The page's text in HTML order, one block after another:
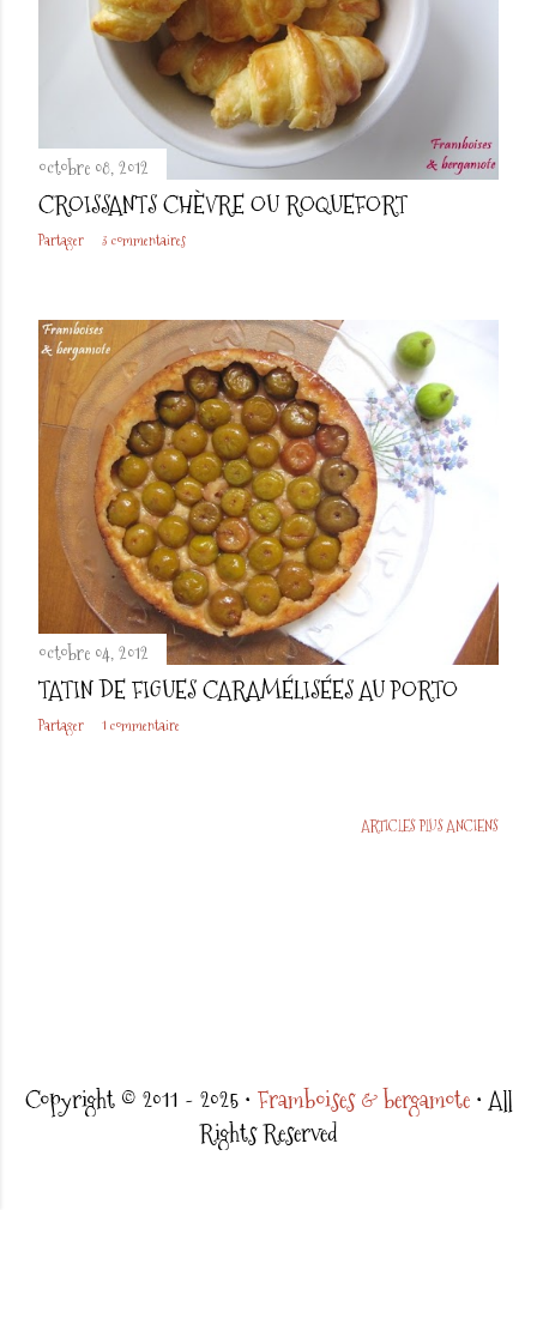
octobre 08, 2012
CROISSANTS CHÈVRE OU ROQUEFORT
Partager 3 commentaires
octobre 04, 2012
TATIN DE FIGUES CARAMÉLISÉES AU PORTO
Partager 1 commentaire
ARTICLES PLUS ANCIENS
Copyright © 2011 - 2025 • Framboises & bergamote• All
Rights Reserved